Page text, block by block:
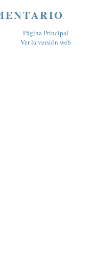
Página Principal
Ver la versión web